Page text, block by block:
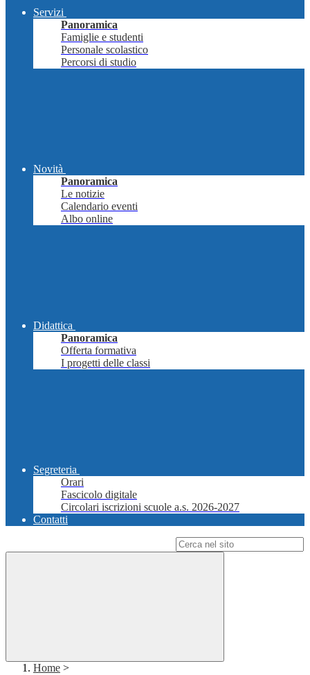
Servizi
Panoramica
Famiglie e studenti
Personale scolastico
Percorsi di studio
Novità
Panoramica
Le notizie
Calendario eventi
Albo online
Didattica
Panoramica
Offerta formativa
I progetti delle classi
Segreteria
Orari
Fascicolo digitale
Circolari iscrizioni scuole a.s. 2026-2027
Contatti
Home >